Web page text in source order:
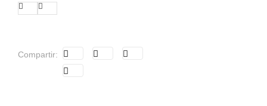
Compartir: